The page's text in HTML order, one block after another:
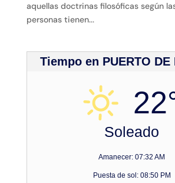
aquellas doctrinas filosóficas según
personas tienen...
Tiempo en PUERTO DE
Soleado
Amanecer: 07:32 AM
Puesta de sol: 08:50 PM